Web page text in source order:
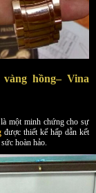
hồng– Vina
một minh chứng cho sự
được thiết kế hấp dẫn kết
hoàn hảo.